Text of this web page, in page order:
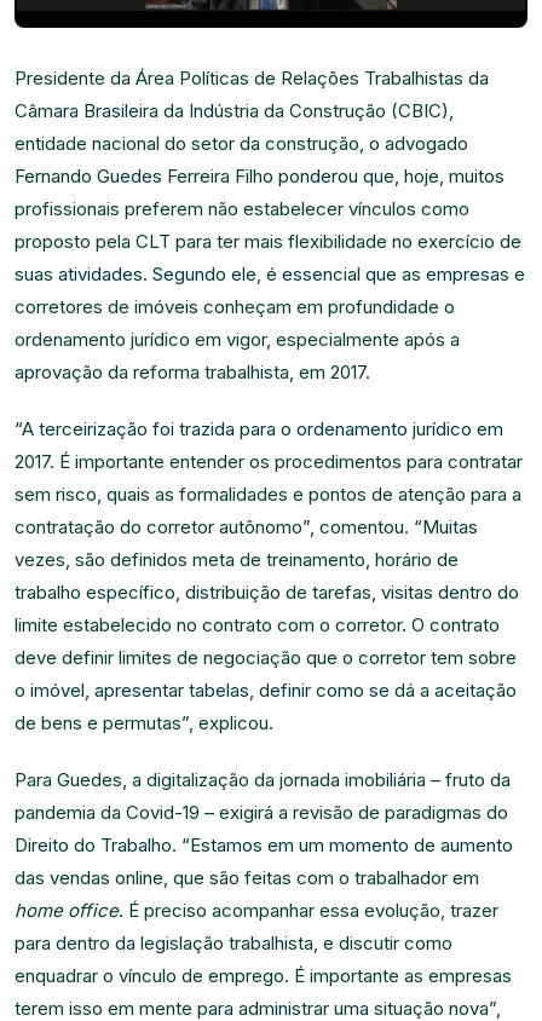
Presidente da Área Políticas de Relações Trabalhistas da
Câmara Brasileira da Indústria da Construção (CBIC),
entidade nacional do setor da construção, o advogado
Fernando Guedes Ferreira Filho ponderou que, hoje, muitos
profissionais preferem não estabelecer vínculos como
proposto pela CLT para ter mais flexibilidade no exercício de
suas atividades. Segundo ele, é essencial que as empresas e
corretores de imóveis conheçam em profundidade o
ordenamento jurídico em vigor, especialmente após a
aprovação da reforma trabalhista, em 2017.
“A terceirização foi trazida para o ordenamento jurídico em
2017. É importante entender os procedimentos para contratar
sem risco, quais as formalidades e pontos de atenção para a
contratação do corretor autônomo”, comentou. “Muitas
vezes, são definidos meta de treinamento, horário de
trabalho específico, distribuição de tarefas, visitas dentro do
limite estabelecido no contrato com o corretor. O contrato
deve definir limites de negociação que o corretor tem sobre
o imóvel, apresentar tabelas, definir como se dá a aceitação
de bens e permutas”, explicou.
Para Guedes, a digitalização da jornada imobiliária – fruto da
pandemia da Covid-19 – exigirá a revisão de paradigmas do
Direito do Trabalho. “Estamos em um momento de aumento
das vendas online, que são feitas com o trabalhador em
home office. É preciso acompanhar essa evolução, trazer
para dentro da legislação trabalhista, e discutir como
enquadrar o vínculo de emprego. É importante as empresas
terem isso em mente para administrar uma situação nova”,